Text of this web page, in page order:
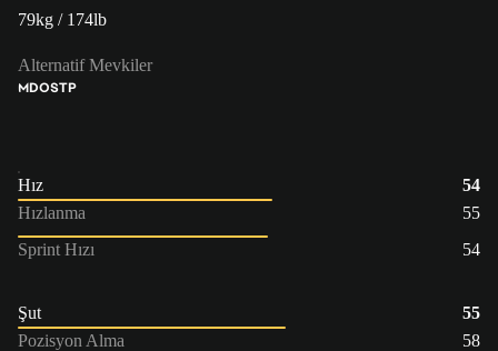
79kg / 174lb
Alternatif Mevkiler
MDOSTP
Hız
54
Hızlanma
55
Sprint Hızı
54
Şut
55
Pozisyon Alma
58